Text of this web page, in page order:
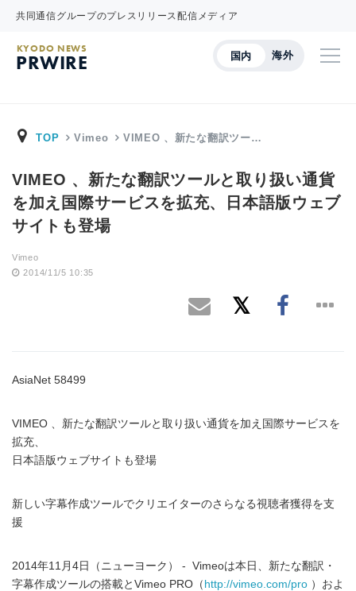
共同通信グループのプレスリリース配信メディア
国内 海外
KYODO NEWS
PRWIRE
TOP Vimeo VIMEO 、新たな翻訳ツー…
VIMEO 、新たな翻訳ツールと取り扱い通貨
を加え国際サービスを拡充、日本語版ウェブ
サイトも登場
Vimeo
2014/11/5 10:35
AsiaNet 58499
VIMEO 、新たな翻訳ツールと取り扱い通貨を加え国際サービスを
拡充、
日本語版ウェブサイトも登場
新しい字幕作成ツールでクリエイターのさらなる視聴者獲得を支
援
2014年11月4日（ニューヨーク） - Vimeoは本日、新たな翻訳・
字幕作成ツールの搭載とVimeo PRO（ http://vimeo.com/pro ）およ